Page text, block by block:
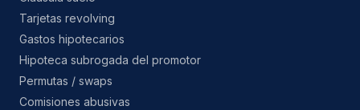
Tarjetas revolving
Gastos hipotecarios
Hipoteca subrogada del promotor
Permutas / swaps
Comisiones abusivas